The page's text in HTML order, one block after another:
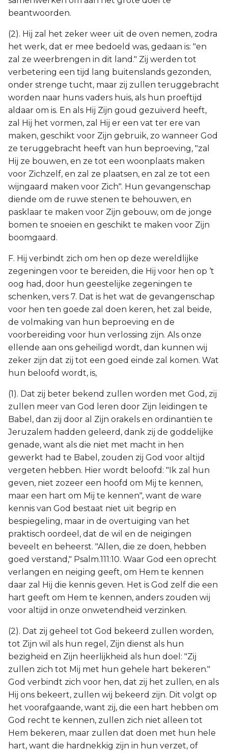
beantwoorden.
(2). Hij zal het zeker weer uit de oven nemen, zodra
het werk, dat er mee bedoeld was, gedaan is: "en
zal ze weerbrengen in dit land." Zij werden tot
verbetering een tijd lang buitenslands gezonden,
onder strenge tucht, maar zij zullen teruggebracht
worden naar huns vaders huis, als hun proeftijd
aldaar om is. En als Hij Zijn goud gezuiverd heeft,
zal Hij het vormen, zal Hij er een vat ter ere van
maken, geschikt voor Zijn gebruik, zo wanneer God
ze teruggebracht heeft van hun beproeving, "zal
Hij ze bouwen, en ze tot een woonplaats maken
voor Zichzelf, en zal ze plaatsen, en zal ze tot een
wijngaard maken voor Zich". Hun gevangenschap
diende om de ruwe stenen te behouwen, en
pasklaar te maken voor Zijn gebouw, om de jonge
bomen te snoeien en geschikt te maken voor Zijn
boomgaard.
F. Hij verbindt zich om hen op deze wereldlijke
zegeningen voor te bereiden, die Hij voor hen op ‘t
oog had, door hun geestelijke zegeningen te
schenken, vers 7. Dat is het wat de gevangenschap
voor hen ten goede zal doen keren, het zal beide,
de volmaking van hun beproeving en de
voorbereiding voor hun verlossing zijn. Als onze
ellende aan ons geheiligd wordt, dan kunnen wij
zeker zijn dat zij tot een goed einde zal komen. Wat
hun beloofd wordt, is,
(1). Dat zij beter bekend zullen worden met God, zij
zullen meer van God leren door Zijn leidingen te
Babel, dan zij door al Zijn orakels en ordinantiën te
Jeruzalem hadden geleerd, dank zij de goddelijke
genade, want als die niet met macht in hen
gewerkt had te Babel, zouden zij God voor altijd
vergeten hebben. Hier wordt beloofd: "Ik zal hun
geven, niet zozeer een hoofd om Mij te kennen,
maar een hart om Mij te kennen", want de ware
kennis van God bestaat niet uit begrip en
bespiegeling, maar in de overtuiging van het
praktisch oordeel, dat de wil en de neigingen
beveelt en beheerst. "Allen, die ze doen, hebben
goed verstand," Psalm.111:10. Waar God een oprecht
verlangen en neiging geeft, om Hem te kennen
daar zal Hij die kennis geven. Het is God zelf die een
hart geeft om Hem te kennen, anders zouden wij
voor altijd in onze onwetendheid verzinken.
(2). Dat zij geheel tot God bekeerd zullen worden,
tot Zijn wil als hun regel, Zijn dienst als hun
bezigheid en Zijn heerlijkheid als hun doel: "Zij
zullen zich tot Mij met hun gehele hart bekeren."
God verbindt zich voor hen, dat zij het zullen, en als
Hij ons bekeert, zullen wij bekeerd zijn. Dit volgt op
het voorafgaande, want zij, die een hart hebben om
God recht te kennen, zullen zich niet alleen tot
Hem bekeren, maar zullen dat doen met hun hele
hart, want die hardnekkig zijn in hun verzet, of